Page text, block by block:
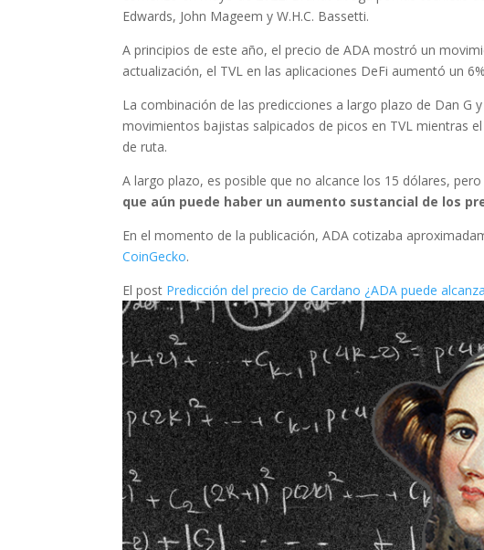
Edwards, John Mageem y W.H.C. Bassetti.
A principios de este año, el precio de ADA mostró un
actualización, el TVL en las aplicaciones DeFi aumentó un
La combinación de las predicciones a largo plazo de Dan
movimientos bajistas salpicados de picos en TVL mientras
de ruta.
A largo plazo, es posible que no alcance los 15 dólares, pero
que aún puede haber un aumento sustancial de los
En el momento de la publicación, ADA cotizaba
CoinGecko.
El post Predicción del precio de Cardano ¿ADA puede